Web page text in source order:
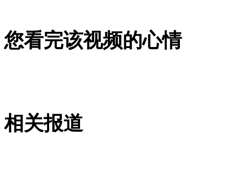
安徽一实载49人客车翻车
您看完该视频的心情
相关报道